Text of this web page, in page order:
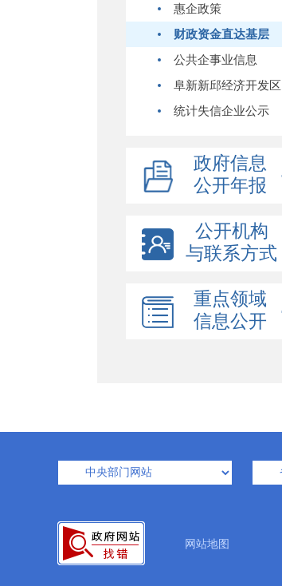
惠企政策
财政资金直达基层
公共企事业信息
阜新新邱经济开发区
统计失信企业公示
政府信息
公开年报
公开机构
与联系方式
重点领域
信息公开
网站地图